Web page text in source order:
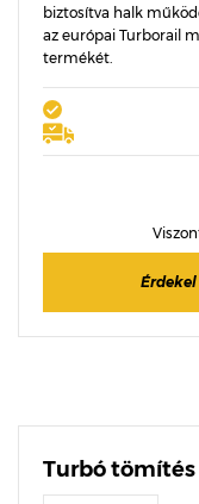
biztosítva halk
az európai Turborail
termékét.
Turbó